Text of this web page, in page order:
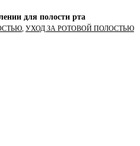
для полости рта
, УХОД ЗА РОТОВОЙ ПОЛОСТЬЮ